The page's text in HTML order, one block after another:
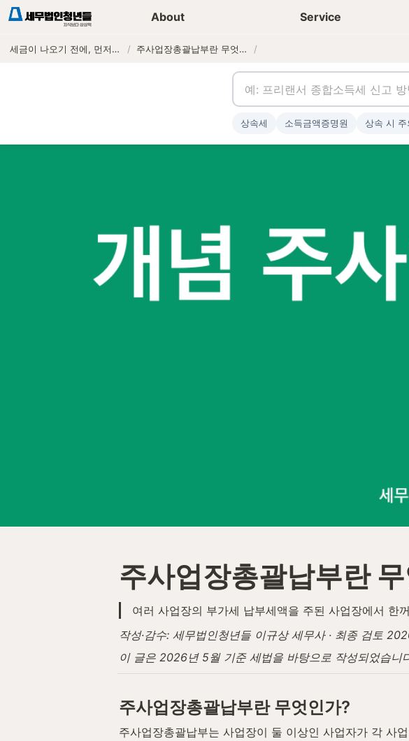
About Service
세금이 나오기 전에, 먼저 연락하는 세무법인 / 주사업장총괄납부란 무엇인가? /
세무가이드 콘텐츠 기장상담신청
주사업장총괄납부란
여러 사업장의 부가세 납부세액을 주된 사업장에서 한
작성·감수: 세무법인청년들 이규상 세무사 · 최종 검토
이 글은 2026년 5월 기준 세법을 바탕으로 작성되었습
주사업장총괄납부란 무엇인가?
주사업장총괄납부는 사업장이 둘 이상인 사업자가 각 사
상속세 소득금액증명원 상속 시